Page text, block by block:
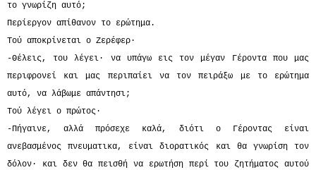
το γνωρίζη αυτό;
Περίεργον απίθανον το ερώτημα.
Τού αποκρίνεται ο Ζερέφερ·
-Θέλεις, του λέγει· να υπάγω εις τον μέγαν Γέροντα που μας
περιφρονεί και μας περιπαίει να τον πειράξω με το ερώτημα
αυτό, να λάβωμε απάντησι;
Τού λέγει ο πρώτος·
-Πήγαινε, αλλά πρόσεχε καλά, διότι ο Γέροντας είναι
ανεβασμένος πνευματικα, είναι διορατικός και θα γνωρίση τον
δόλον· και δεν θα πεισθή να ερωτήση περί του ζητήματος αυτού